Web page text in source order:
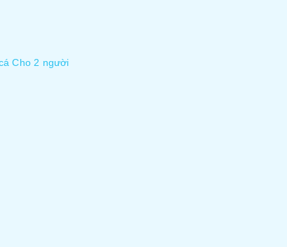
Cho 2 người